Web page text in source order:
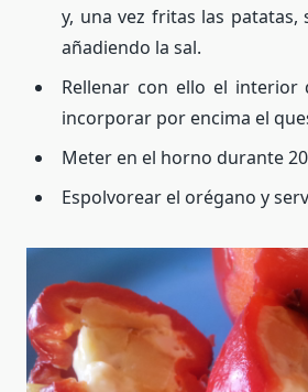
y, una vez fritas las patatas,
añadiendo la sal.
Rellenar con ello el interior
incorporar por encima el
Meter en el horno durante
Espolvorear el orégano y